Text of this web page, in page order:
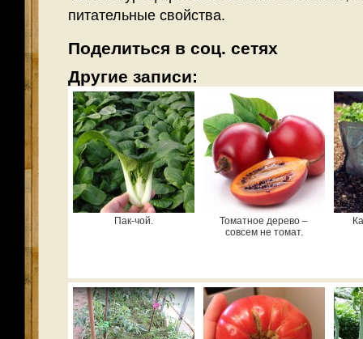
питательные свойства.
Поделиться в соц. сетях
Другие записи:
Пак-чой.
Томатное дерево –
совсем не томат.